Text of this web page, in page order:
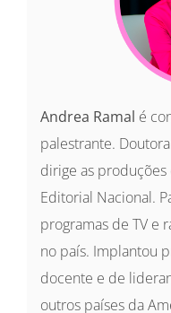
Andrea Ramal é
palestrante.
dirige as
Editorial Nacional.
programas de TV e
no país. Implantou
docente e de
outros países da